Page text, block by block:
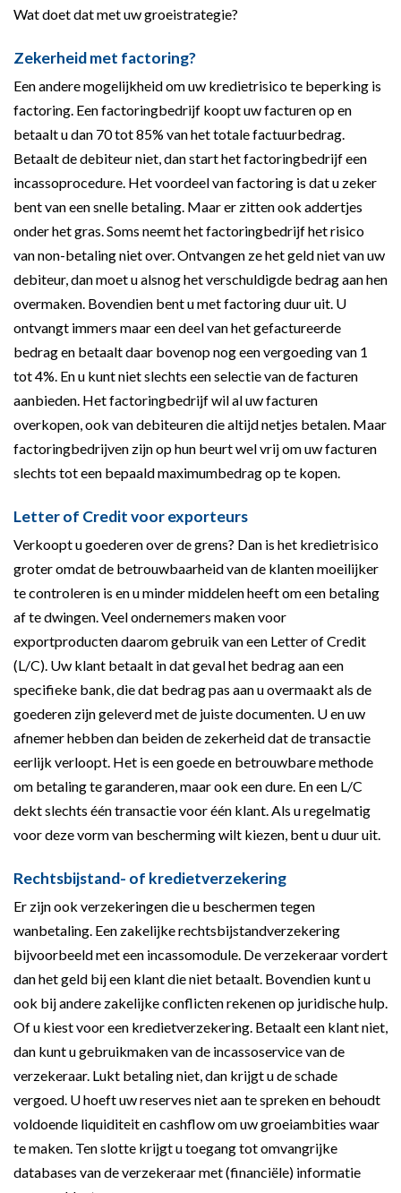
Wat doet dat met uw groeistrategie?
Zekerheid met factoring?
Een andere mogelijkheid om uw kredietrisico te beperking is
factoring. Een factoringbedrijf koopt uw facturen op en
betaalt u dan 70 tot 85% van het totale factuurbedrag.
Betaalt de debiteur niet, dan start het factoringbedrijf een
incassoprocedure. Het voordeel van factoring is dat u zeker
bent van een snelle betaling. Maar er zitten ook addertjes
onder het gras. Soms neemt het factoringbedrijf het risico
van non-betaling niet over. Ontvangen ze het geld niet van uw
debiteur, dan moet u alsnog het verschuldigde bedrag aan hen
overmaken. Bovendien bent u met factoring duur uit. U
ontvangt immers maar een deel van het gefactureerde
bedrag en betaalt daar bovenop nog een vergoeding van 1
tot 4%. En u kunt niet slechts een selectie van de facturen
aanbieden. Het factoringbedrijf wil al uw facturen
overkopen, ook van debiteuren die altijd netjes betalen. Maar
factoringbedrijven zijn op hun beurt wel vrij om uw facturen
slechts tot een bepaald maximumbedrag op te kopen.
Letter of Credit voor exporteurs
Verkoopt u goederen over de grens? Dan is het kredietrisico
groter omdat de betrouwbaarheid van de klanten moeilijker
te controleren is en u minder middelen heeft om een betaling
af te dwingen. Veel ondernemers maken voor
exportproducten daarom gebruik van een Letter of Credit
(L/C). Uw klant betaalt in dat geval het bedrag aan een
specifieke bank, die dat bedrag pas aan u overmaakt als de
goederen zijn geleverd met de juiste documenten. U en uw
afnemer hebben dan beiden de zekerheid dat de transactie
eerlijk verloopt. Het is een goede en betrouwbare methode
om betaling te garanderen, maar ook een dure. En een L/C
dekt slechts één transactie voor één klant. Als u regelmatig
voor deze vorm van bescherming wilt kiezen, bent u duur uit.
Rechtsbijstand- of kredietverzekering
Er zijn ook verzekeringen die u beschermen tegen
wanbetaling. Een zakelijke rechtsbijstandverzekering
bijvoorbeeld met een incassomodule. De verzekeraar vordert
dan het geld bij een klant die niet betaalt. Bovendien kunt u
ook bij andere zakelijke conflicten rekenen op juridische hulp.
Of u kiest voor een kredietverzekering. Betaalt een klant niet,
dan kunt u gebruikmaken van de incassoservice van de
verzekeraar. Lukt betaling niet, dan krijgt u de schade
vergoed. U hoeft uw reserves niet aan te spreken en behoudt
voldoende liquiditeit en cashflow om uw groeiambities waar
te maken. Ten slotte krijgt u toegang tot omvangrijke
databases van de verzekeraar met (financiële) informatie